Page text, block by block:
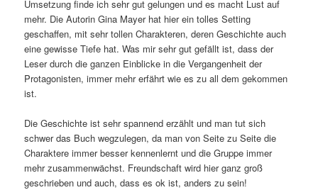
Umsetzung finde ich sehr gut gelungen und es macht Lust auf
mehr. Die Autorin Gina Mayer hat hier ein tolles Setting
geschaffen, mit sehr tollen Charakteren, deren Geschichte auch
eine gewisse Tiefe hat. Was mir sehr gut gefällt ist, dass der
Leser durch die ganzen Einblicke in die Vergangenheit der
Protagonisten, immer mehr erfährt wie es zu all dem gekommen
ist.
Die Geschichte ist sehr spannend erzählt und man tut sich
schwer das Buch wegzulegen, da man von Seite zu Seite die
Charaktere immer besser kennenlernt und die Gruppe immer
mehr zusammenwächst. Freundschaft wird hier ganz groß
geschrieben und auch, dass es ok ist, anders zu sein!